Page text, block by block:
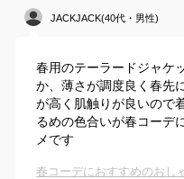
JACKJACK(40代・男性)
春用のテーラードジャケ
か、薄さが調度良く春先
が高く肌触りが良いので
るめの色合いが春コーデ
メです